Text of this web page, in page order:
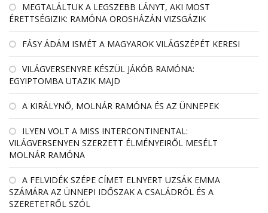
MEGTALÁLTUK A LEGSZEBB LÁNYT, AKI MOST
ÉRETTSÉGIZIK: RAMÓNA OROSHÁZÁN VIZSGÁZIK
FÁSY ÁDÁM ISMÉT A MAGYAROK VILÁGSZÉPÉT KERESI
VILÁGVERSENYRE KÉSZÜL JÁKÓB RAMÓNA:
EGYIPTOMBA UTAZIK MAJD
A KIRÁLYNŐ, MOLNÁR RAMÓNA ÉS AZ ÜNNEPEK
ILYEN VOLT A MISS INTERCONTINENTAL:
VILÁGVERSENYEN SZERZETT ÉLMÉNYEIRŐL MESÉLT
MOLNÁR RAMÓNA
A FELVIDÉK SZÉPE CÍMET ELNYERT UZSÁK EMMA
SZÁMÁRA AZ ÜNNEPI IDŐSZAK A CSALÁDRÓL ÉS A
SZERETETRŐL SZÓL